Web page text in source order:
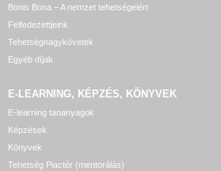
Bonis Bona – A nemzet tehetségeiért
Felfedezettjeink
Tehetségnagykövetek
Egyéb díjak
E-LEARNING, KÉPZÉS, KÖNYVEK
E-learning tananyagok
Képzések
Könyvek
Tehetség Piactér (mentorálás)